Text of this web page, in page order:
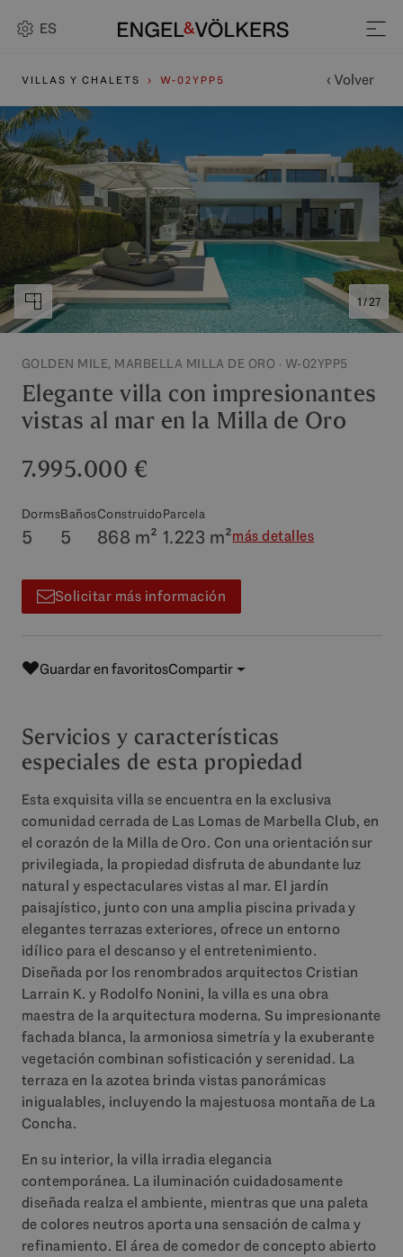
ES
VILLAS Y CHALETS W-02YPP5 ‹ Volver
1 / 27
GOLDEN MILE, MARBELLA MILLA DE ORO · W-02YPP5
Elegante villa con impresionantes
vistas al mar en la Milla de Oro
7.995.000 €
Dorms
5
Baños
5
Construido
868 m²
Parcela
1.223 m²más detalles
Solicitar más información
Guardar en favoritosCompartir
Servicios y características
especiales de esta propiedad
Esta exquisita villa se encuentra en la exclusiva
comunidad cerrada de Las Lomas de Marbella Club, en
el corazón de la Milla de Oro. Con una orientación sur
privilegiada, la propiedad disfruta de abundante luz
natural y espectaculares vistas al mar. El jardín
paisajístico, junto con una amplia piscina privada y
elegantes terrazas exteriores, ofrece un entorno
idílico para el descanso y el entretenimiento.
Diseñada por los renombrados arquitectos Cristian
Larrain K. y Rodolfo Nonini, la villa es una obra
maestra de la arquitectura moderna. Su impresionante
fachada blanca, la armoniosa simetría y la exuberante
vegetación combinan sofisticación y serenidad. La
terraza en la azotea brinda vistas panorámicas
inigualables, incluyendo la majestuosa montaña de La
Concha.
En su interior, la villa irradia elegancia
contemporánea. La iluminación cuidadosamente
diseñada realza el ambiente, mientras que una paleta
de colores neutros aporta una sensación de calma y
refinamiento. El área de comedor de concepto abierto